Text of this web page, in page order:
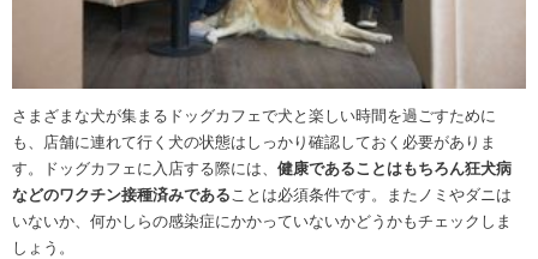
さまざまな犬が集まるドッグカフェで犬と楽しい時間を過ごすために
も、店舗に連れて行く犬の状態はしっかり確認しておく必要がありま
す。ドッグカフェに入店する際には、 健康であることはもちろん狂犬病
などのワクチン接種済みであることは必須条件です。またノミやダニは
いないか、何かしらの感染症にかかっていないかどうかもチェックしま
しょう。